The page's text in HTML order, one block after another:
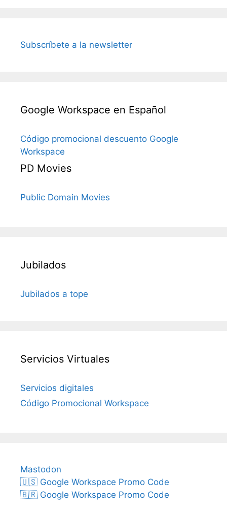
Subscríbete a la newsletter
Google Workspace en Español
Código promocional descuento Google
Workspace
PD Movies
Public Domain Movies
Jubilados
Jubilados a tope
Servicios Virtuales
Servicios digitales
Código Promocional Workspace
Mastodon
🇺🇸 Google Workspace Promo Code
🇧🇷 Google Workspace Promo Code